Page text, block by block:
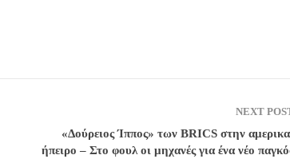
NEXT
«Δούρειος Ίππος» των BRICS στην
ήπειρο – Στο φουλ οι μηχανές για ένα νέο